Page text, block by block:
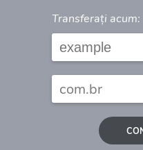
Transferați acum: